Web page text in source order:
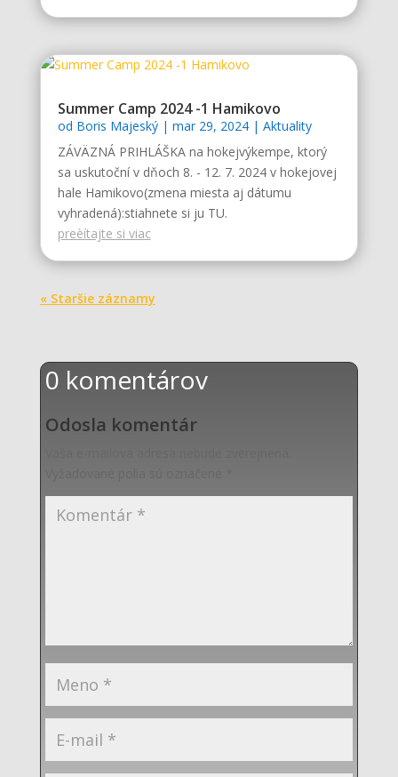
Summer Camp 2024 -1 Hamikovo
od Boris Majeský| mar 29, 2024| Aktuality
ZÁVÄZNÁ PRIHLÁŠKA na hokejvýkempe, ktorý
sa uskutoční v dňoch 8. - 12. 7. 2024 v hokejovej
hale Hamikovo(zmena miesta aj dátumu
vyhradená):stiahnete si ju TU.
preèítajte si viac
« Staršie záznamy
0 komentárov
Odosla komentár